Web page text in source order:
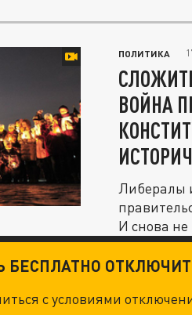
ПОЛИТИКА
ВОЙНА
Либералы
И снова
БЕСПЛАТНО
с условиями